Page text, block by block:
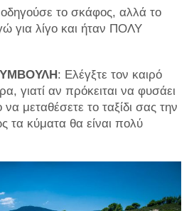
το σκάφος, αλλά το
για λίγο και ήταν ΠΟΛΥ
: Ελέγξτε τον καιρό
γιατί αν πρόκειται να φυσάει
μεταθέσετε το ταξίδι σας την
τα κύματα θα είναι πολύ